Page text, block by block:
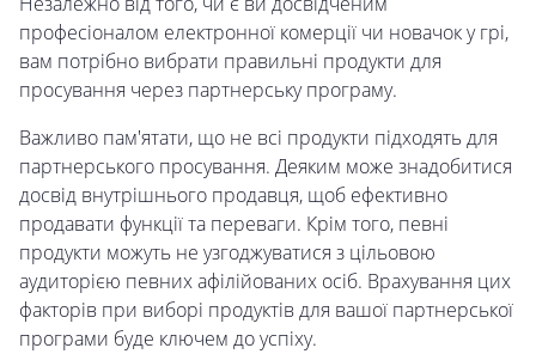
професіоналом електронної комерції чи новачок у грі,
вам потрібно вибрати правильні продукти для
просування через партнерську програму.
Важливо пам'ятати, що не всі продукти підходять для
партнерського просування. Деяким може знадобитися
досвід внутрішнього продавця, щоб ефективно
продавати функції та переваги. Крім того, певні
продукти можуть не узгоджуватися з цільовою
аудиторією певних афілійованих осіб. Врахування цих
факторів при виборі продуктів для вашої партнерської
програми буде ключем до успіху.